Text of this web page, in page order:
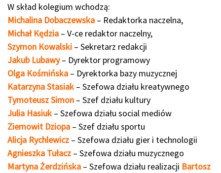
W skład kolegium wchodzą:
Michalina Dobaczewska – Redaktorka naczelna,
Michał Kędzia – V-ce redaktor naczelny,
Szymon Kowalski – Sekretarz redakcji
Jakub Lubawy– Dyrektor programowy
Olga Kośmińska – Dyrektorka bazy muzycznej
Katarzyna Stasiak – Szefowa działu kreatywnego
Tymoteusz Simon – Szef działu kultury
Julia Hasiuk – Szefowa działu social mediów
Ziemowit Dziopa – Szef działu sportu
Alicja Rychlewicz – Szefowa działu gier i technologii
Agnieszka Tułacz – Szefowa działu muzycznego
Martyna Żerdzińska – Szefowa działu realizacji Bartosz